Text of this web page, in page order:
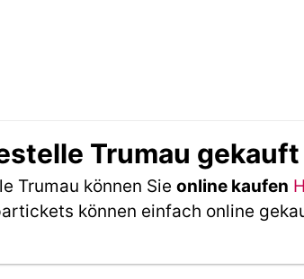
Trumau
Trumau können Sie online kaufen
können einfach online